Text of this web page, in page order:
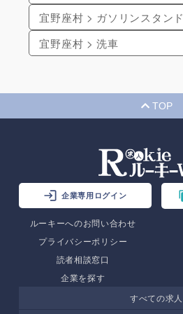
宜野座村 > ガソリンスタンド
宜野座村 > 洗車
TOP
企業専用ログイン
ルーキーへのお問い合わせ
プライバシーポリシー
読者相談窓口
企業を探す
すべての求人